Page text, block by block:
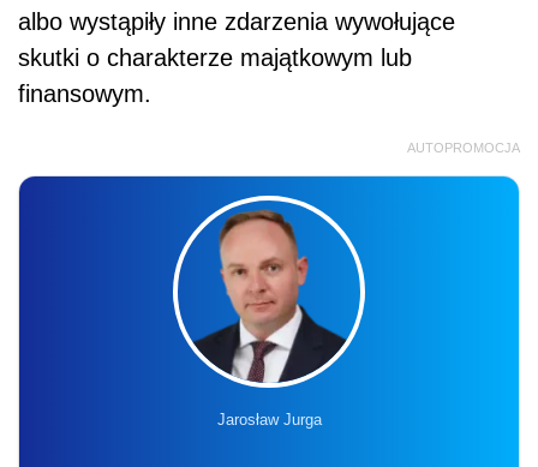
albo wystąpiły inne zdarzenia wywołujące
skutki o charakterze majątkowym lub
finansowym.
AUTOPROMOCJA
Jarosław Jurga